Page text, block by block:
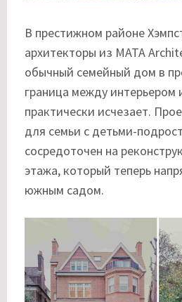
В престижном районе
архитекторы из MATA
обычный семейный дом в
граница между интерьером
практически исчезает.
для семьи с детьми-
сосредоточен на
этажа, который теперь
южным садом.